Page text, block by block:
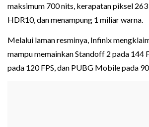
maksimum 700 nits, kerapatan piksel
HDR10, dan menampung 1 miliar warna.
Melalui laman resminya, Infinix
mampu memainkan Standoff 2 pada 144
pada 120 FPS, dan PUBG Mobile pada 90